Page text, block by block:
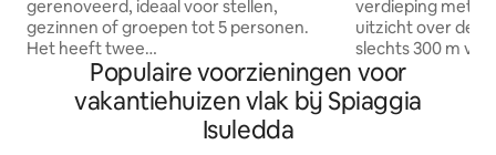
gerenoveerd, ideaal voor stellen,
gezinnen of groepen tot 5 personen.
Het heeft twee
tweepersoonsslaapkamers, een met
airconditioning en een met directe
toegang tot het terras en een ventilator,
verdieping met
uitzicht over de
slechts 300 m
stranden. Het
slaapkamers met
moderne
Populaire voorzieningen voor
vakantiehuizen vlak bij Spiaggia
Isuledda